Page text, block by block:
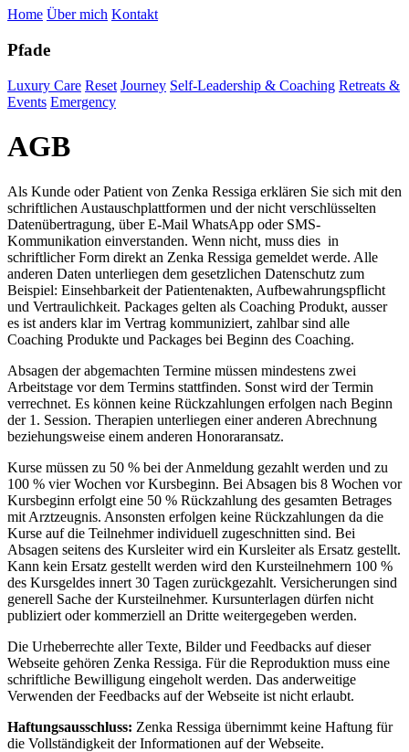
Home Über mich Kontakt
Pfade
Luxury Care Reset Journey Self-Leadership & Coaching Retreats &
Events Emergency
AGB
Als Kunde oder Patient von Zenka Ressiga erklären Sie sich mit den
schriftlichen Austauschplattformen und der nicht verschlüsselten
Datenübertragung, über E-Mail WhatsApp oder SMS-
Kommunikation einverstanden. Wenn nicht, muss dies in
schriftlicher Form direkt an Zenka Ressiga gemeldet werde. Alle
anderen Daten unterliegen dem gesetzlichen Datenschutz zum
Beispiel: Einsehbarkeit der Patientenakten, Aufbewahrungspflicht
und Vertraulichkeit. Packages gelten als Coaching Produkt, ausser
es ist anders klar im Vertrag kommuniziert, zahlbar sind alle
Coaching Produkte und Packages bei Beginn des Coaching.
Absagen der abgemachten Termine müssen mindestens zwei
Arbeitstage vor dem Termins stattfinden. Sonst wird der Termin
verrechnet. Es können keine Rückzahlungen erfolgen nach Beginn
der 1. Session. Therapien unterliegen einer anderen Abrechnung
beziehungsweise einem anderen Honoraransatz.
Kurse müssen zu 50 % bei der Anmeldung gezahlt werden und zu
100 % vier Wochen vor Kursbeginn. Bei Absagen bis 8 Wochen vor
Kursbeginn erfolgt eine 50 % Rückzahlung des gesamten Betrages
mit Arztzeugnis. Ansonsten erfolgen keine Rückzahlungen da die
Kurse auf die Teilnehmer individuell zugeschnitten sind. Bei
Absagen seitens des Kursleiter wird ein Kursleiter als Ersatz gestellt.
Kann kein Ersatz gestellt werden wird den Kursteilnehmern 100 %
des Kursgeldes innert 30 Tagen zurückgezahlt. Versicherungen sind
generell Sache der Kursteilnehmer. Kursunterlagen dürfen nicht
publiziert oder kommerziell an Dritte weitergegeben werden.
Die Urheberrechte aller Texte, Bilder und Feedbacks auf dieser
Webseite gehören Zenka Ressiga. Für die Reproduktion muss eine
schriftliche Bewilligung eingeholt werden. Das anderweitige
Verwenden der Feedbacks auf der Webseite ist nicht erlaubt.
Haftungsausschluss: Zenka Ressiga übernimmt keine Haftung für
die Vollständigkeit der Informationen auf der Webseite.